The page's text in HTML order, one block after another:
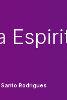
Rodrigues